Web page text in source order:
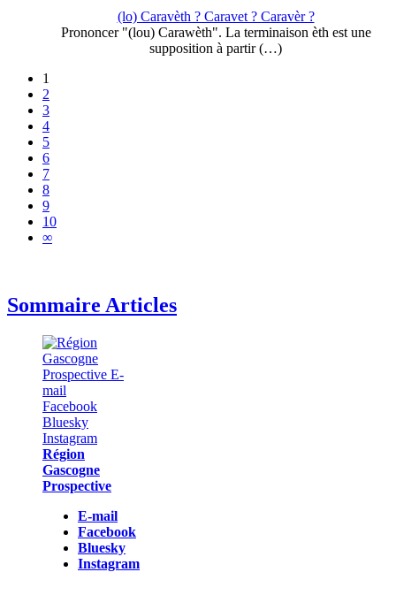
(lo) Caravèth ? Caravet ? Caravèr ?
Prononcer "(lou) Carawèth". La terminaison èth est une
supposition à partir (…)
1
2
3
4
5
6
7
8
9
10
∞
Sommaire Articles
Région
Gascogne
Prospective
E-mail
Facebook
Bluesky
Instagram